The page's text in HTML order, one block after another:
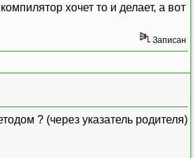
хочет то и делает, а вот
Записан
? (через указатель родителя)